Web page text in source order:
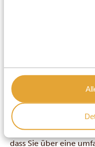
einfach und fragen Sie
Sicherheit geht
Ihre
Ihr Abenteuer in
bevor Sie sich auf
dass Sie über eine